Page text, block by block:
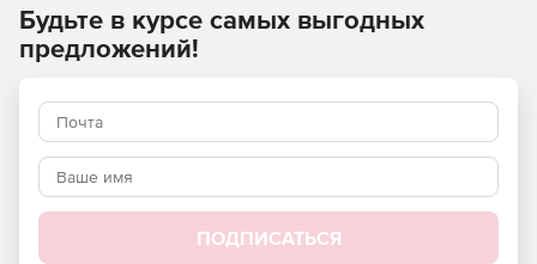
Ключевые навыки и знания:
Общие сведения о электродвигателях.
Типы электродвигателей.
Основные характеристики электродвигателей.
Особенности конструкции разных типов
Будьте в курсе самых выгодных
предложений!
ПОДПИСАТЬСЯ